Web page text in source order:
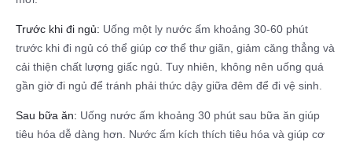
Trước khi đi ngủ: Uống một ly nước ấm khoảng 30-60 phút
trước khi đi ngủ có thể giúp cơ thể thư giãn, giảm căng thẳng và
cải thiện chất lượng giấc ngủ. Tuy nhiên, không nên uống quá
gần giờ đi ngủ để tránh phải thức dậy giữa đêm để đi vệ sinh.
Sau bữa ăn: Uống nước ấm khoảng 30 phút sau bữa ăn giúp
tiêu hóa dễ dàng hơn. Nước ấm kích thích tiêu hóa và giúp cơ